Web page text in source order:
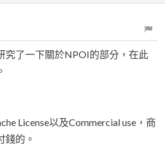
究了一下關於NPOI的部分，在此
License以及Commercial use，商
錢的。